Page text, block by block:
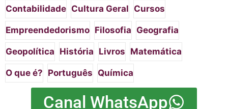
Contabilidade Cultura Geral Cursos
Empreendedorismo Filosofia Geografia
Geopolítica História Livros Matemática
O que é? Português Química
Canal WhatsApp